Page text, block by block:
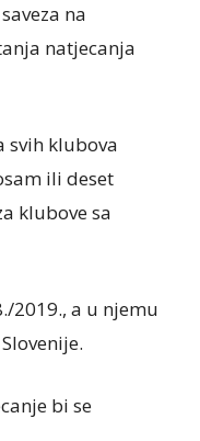
na
natjecanja
svih klubova
ili deset
klubove sa
2019., a u njemu
bi se